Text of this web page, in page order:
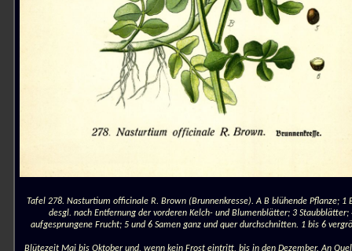
Tafel 278. Nasturtium officinale R. Brown (Brunnenkresse). A B blühende Pflanze; 1
desgl. nach Entfernung der vorderen Kelch- und Blumenblätter; 3 Staubblätter;
aufgesprungene Frucht; 5 und 6 Samen ganz und quer durchschnitten. 1 bis 6
Blütezeit Mai bis Oktober und, wenn kein Frost eintritt, bis in den Dezember. An